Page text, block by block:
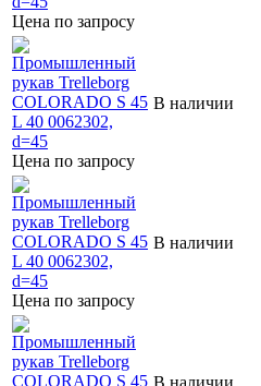
Цена по запросу
Цена по запросу
В наличии
Цена по запросу
В наличии
В наличии